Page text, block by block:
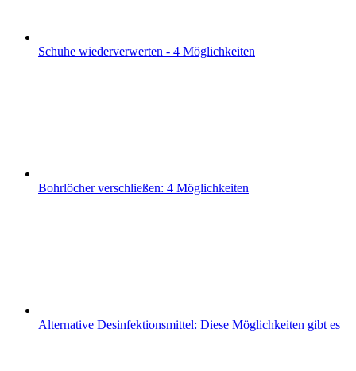
Schuhe wiederverwerten - 4 Möglichkeiten
Bohrlöcher verschließen: 4 Möglichkeiten
Alternative Desinfektionsmittel: Diese Möglichkeiten gibt es